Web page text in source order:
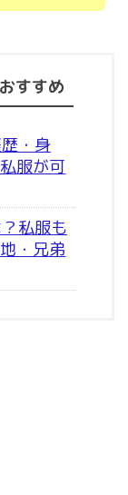
すすめ
・身
服が可
私服も
・兄弟